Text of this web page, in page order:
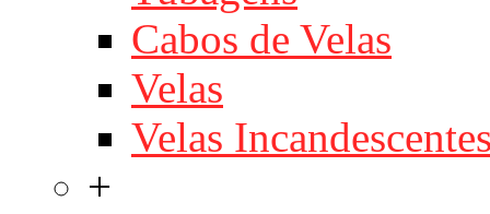
Cabos de Velas
Velas
Velas
+